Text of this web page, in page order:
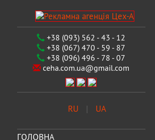
+38 (093) 562 - 43 - 12
+38 (067) 470 - 59 - 87
+38 (096) 496 - 78 - 07
ceha.com.ua@gmail.com
RU UA
ГОЛОВНА